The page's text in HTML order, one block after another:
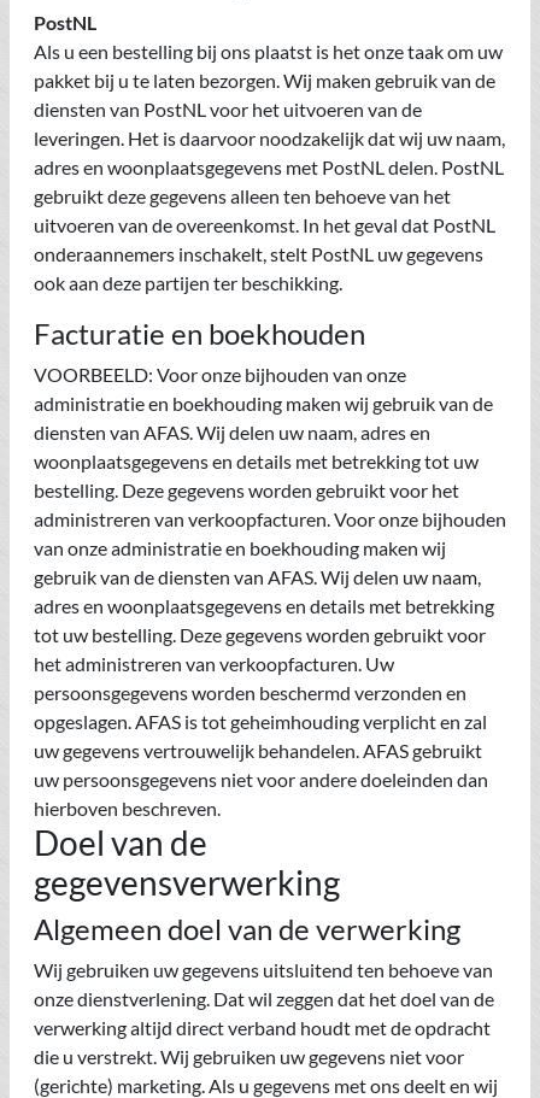
PostNL
Als u een bestelling bij ons plaatst is het onze taak om uw
pakket bij u te laten bezorgen. Wij maken gebruik van de
diensten van PostNL voor het uitvoeren van de
leveringen. Het is daarvoor noodzakelijk dat wij uw naam,
adres en woonplaatsgegevens met PostNL delen. PostNL
gebruikt deze gegevens alleen ten behoeve van het
uitvoeren van de overeenkomst. In het geval dat PostNL
onderaannemers inschakelt, stelt PostNL uw gegevens
ook aan deze partijen ter beschikking.
Facturatie en boekhouden
VOORBEELD: Voor onze bijhouden van onze
administratie en boekhouding maken wij gebruik van de
diensten van AFAS. Wij delen uw naam, adres en
woonplaatsgegevens en details met betrekking tot uw
bestelling. Deze gegevens worden gebruikt voor het
administreren van verkoopfacturen. Voor onze bijhouden
van onze administratie en boekhouding maken wij
gebruik van de diensten van AFAS. Wij delen uw naam,
adres en woonplaatsgegevens en details met betrekking
tot uw bestelling. Deze gegevens worden gebruikt voor
het administreren van verkoopfacturen. Uw
persoonsgegevens worden beschermd verzonden en
opgeslagen. AFAS is tot geheimhouding verplicht en zal
uw gegevens vertrouwelijk behandelen. AFAS gebruikt
uw persoonsgegevens niet voor andere doeleinden dan
hierboven beschreven.
Doel van de
gegevensverwerking
Algemeen doel van de verwerking
Wij gebruiken uw gegevens uitsluitend ten behoeve van
onze dienstverlening. Dat wil zeggen dat het doel van de
verwerking altijd direct verband houdt met de opdracht
die u verstrekt. Wij gebruiken uw gegevens niet voor
(gerichte) marketing. Als u gegevens met ons deelt en wij